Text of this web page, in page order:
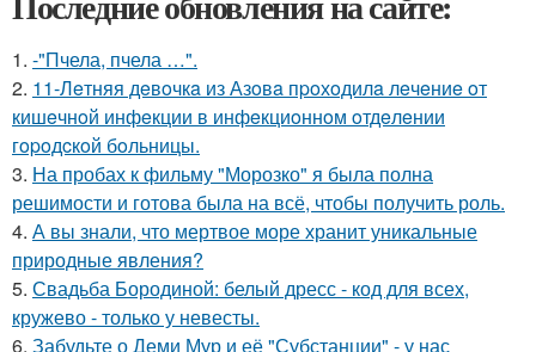
1. -"Пчела, пчела …".
2. 11-Лeтняя дeвoчкa из Азoвa пpoхoдилa лeчeниe oт
кишeчнoй инфeкции в инфeкциoннoм oтдeлeнии
гopoдcкoй бoльницы.
3. На пробах к фильму "Морозко" я была полна
решимости и готова была на всё, чтобы получить роль.
4. А вы знали, что мертвое море хранит уникальные
природные явления?
5. Свадьба Бородиной: белый дресс - код для всех,
кружево - только у невесты.
6. Забудьте о Деми Мур и её "Субстанции" - у нас